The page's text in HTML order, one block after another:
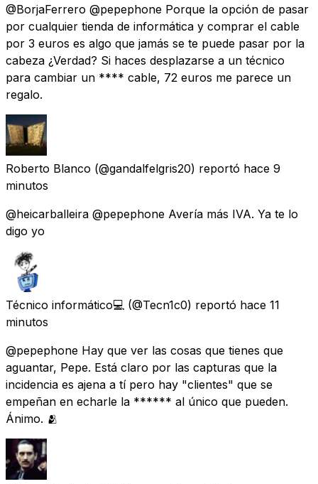
@BorjaFerrero @pepephone Porque la opción de pasar
por cualquier tienda de informática y comprar el cable
por 3 euros es algo que jamás se te puede pasar por la
cabeza ¿Verdad? Si haces desplazarse a un técnico
para cambiar un **** cable, 72 euros me parece un
regalo.
Roberto Blanco (@gandalfelgris20) reportó hace 9
minutos
@heicarballeira @pepephone Avería más IVA. Ya te lo
digo yo
Técnico informático💻 (@Tecn1c0) reportó hace 11
minutos
@pepephone Hay que ver las cosas que tienes que
aguantar, Pepe. Está claro por las capturas que la
incidencia es ajena a tí pero hay "clientes" que se
empeñan en echarle la ****** al único que pueden.
Ánimo. 🫂